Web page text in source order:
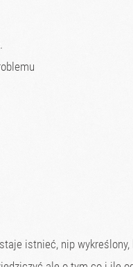
istnieć, nip wykreślony,